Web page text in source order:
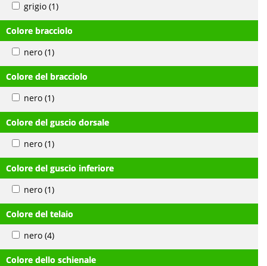
grigio (1)
Colore bracciolo
nero (1)
Colore del bracciolo
nero (1)
Colore del guscio dorsale
nero (1)
Colore del guscio inferiore
nero (1)
Colore del telaio
nero (4)
Colore dello schienale